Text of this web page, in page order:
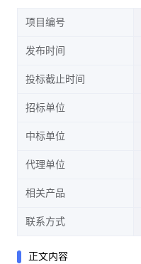
项目编号
发布时间
投标截止时间
招标单位
中标单位
代理单位
相关产品
联系方式
正文内容